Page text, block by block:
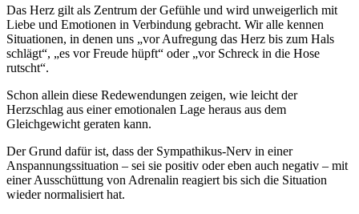
Das Herz gilt als Zentrum der Gefühle und wird unweigerlich mit
Liebe und Emotionen in Verbindung gebracht. Wir alle kennen
Situationen, in denen uns „vor Aufregung das Herz bis zum Hals
schlägt“, „es vor Freude hüpft“ oder „vor Schreck in die Hose
rutscht“.
Schon allein diese Redewendungen zeigen, wie leicht der
Herzschlag aus einer emotionalen Lage heraus aus dem
Gleichgewicht geraten kann.
Der Grund dafür ist, dass der Sympathikus-Nerv in einer
Anspannungssituation – sei sie positiv oder eben auch negativ – mit
einer Ausschüttung von Adrenalin reagiert bis sich die Situation
wieder normalisiert hat.